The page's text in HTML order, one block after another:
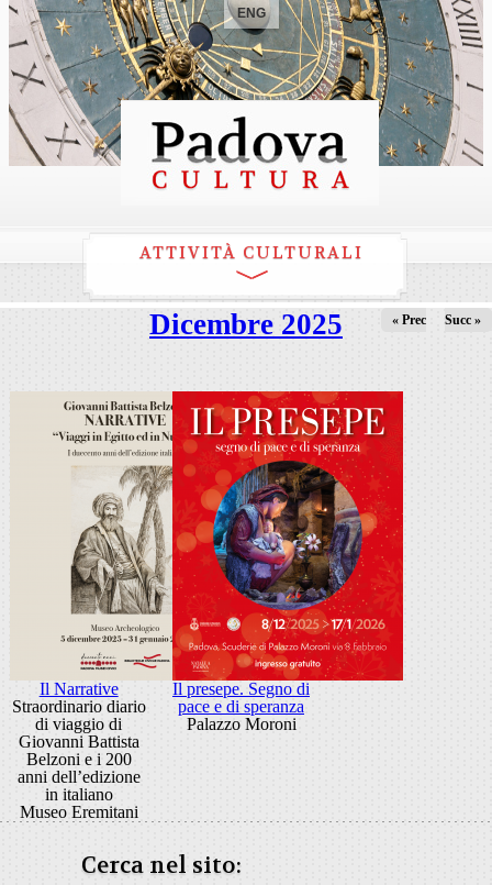
ENG
ATTIVITÀ CULTURALI
Dicembre 2025 « Prec Succ »
Il Narrative
Straordinario diario
di viaggio di
Giovanni Battista
Belzoni e i 200
anni dell’edizione
in italiano
Museo Eremitani
Il presepe. Segno di
pace e di speranza
Palazzo Moroni
Cerca nel sito: